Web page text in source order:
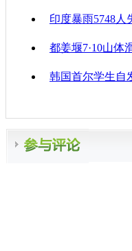
印度暴雨5748人
都姜堰7·10山体
韩国首尔学生自